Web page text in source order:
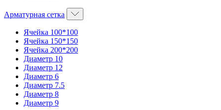
Арматурная сетка
Ячейка 100*100
Ячейка 150*150
Ячейка 200*200
Диаметр 10
Диаметр 12
Диаметр 6
Диаметр 7.5
Диаметр 8
Диаметр 9